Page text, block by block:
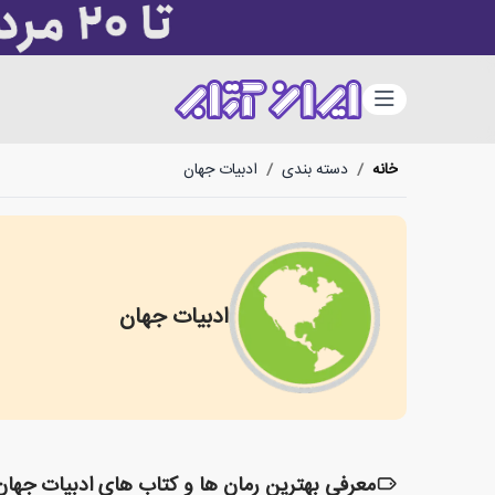
دسته‌بندی
خانه / دسته بندی / ادبیات جهان
ادبیات جهان
World Literature
معرفی بهترین رمان ها و کتاب های ادبیات